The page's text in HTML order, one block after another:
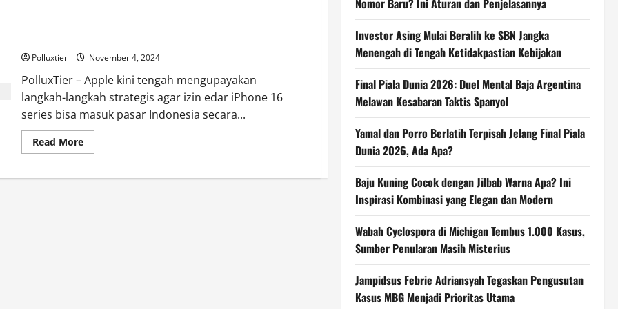
Lebih
di
iOS
18.2
Polluxtier November 4, 2024
PolluxTier – Apple kini tengah mengupayakan
langkah-langkah strategis agar izin edar iPhone 16
series bisa masuk pasar Indonesia secara...
Read MoreRead
more
Edar
Nomor Baru? Ini Aturan dan Penjelasannya
Investor Asing Mulai Beralih ke SBN Jangka
Menengah di Tengah Ketidakpastian Kebijakan
Final Piala Dunia 2026: Duel Mental Baja Argentina
Melawan Kesabaran Taktis Spanyol
Yamal dan Porro Berlatih Terpisah Jelang Final Piala
Dunia 2026, Ada Apa?
Baju Kuning Cocok dengan Jilbab Warna Apa? Ini
Inspirasi Kombinasi yang Elegan dan Modern
Wabah Cyclospora di Michigan Tembus 1.000 Kasus,
Sumber Penularan Masih Misterius
Jampidsus Febrie Adriansyah Tegaskan Pengusutan
Kasus MBG Menjadi Prioritas Utama